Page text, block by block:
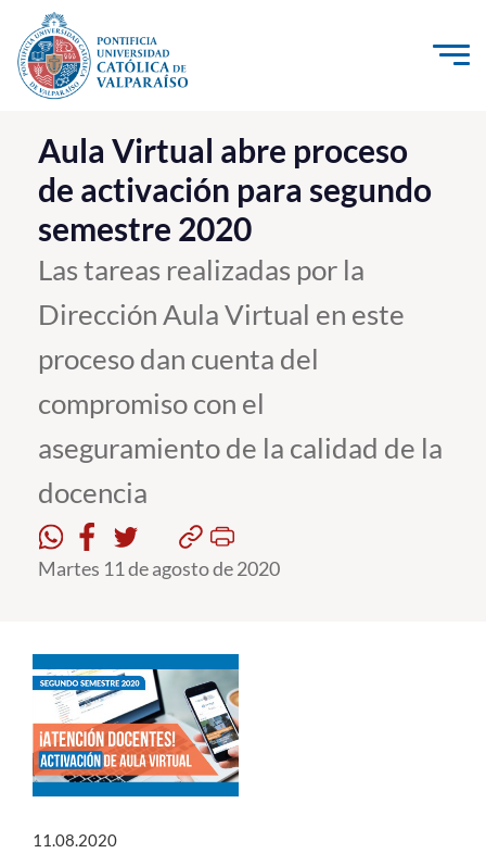
Click acá para ir directamente al contenido
La Universidad
Investigación, Creación e Innovación
PUCV Internacional
Vinculación con el Medio
Estudiantes
Alumni
English
Aula Virtual abre proceso
de activación para segundo
semestre 2020
Las tareas realizadas por la
Dirección Aula Virtual en este
proceso dan cuenta del
compromiso con el
aseguramiento de la calidad de la
docencia
Martes 11 de agosto de 2020
11.08.2020